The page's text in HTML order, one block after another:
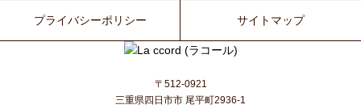
プライバシーポリシー サイトマップ
〒512-0921
三重県四日市市 尾平町2936-1